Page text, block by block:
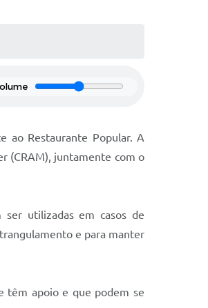
ao Restaurante Popular. A
(CRAM), juntamente com o
utilizadas em casos de
e para manter
têm apoio e que podem se